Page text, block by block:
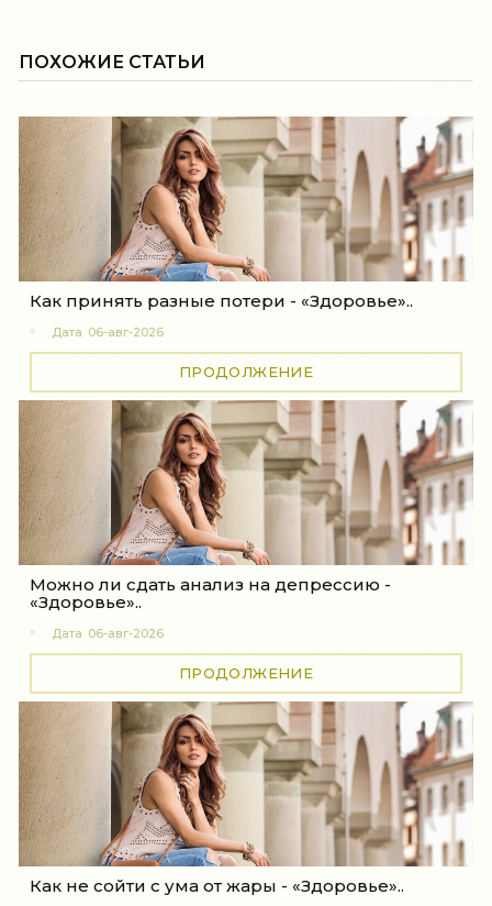
ПОХОЖИЕ СТАТЬИ
Как принять разные потери - «Здоровье»..
Дата 06-авг-2026
ПРОДОЛЖЕНИЕ
Можно ли сдать анализ на депрессию -
«Здоровье»..
Дата 06-авг-2026
ПРОДОЛЖЕНИЕ
Как не сойти с ума от жары - «Здоровье»..